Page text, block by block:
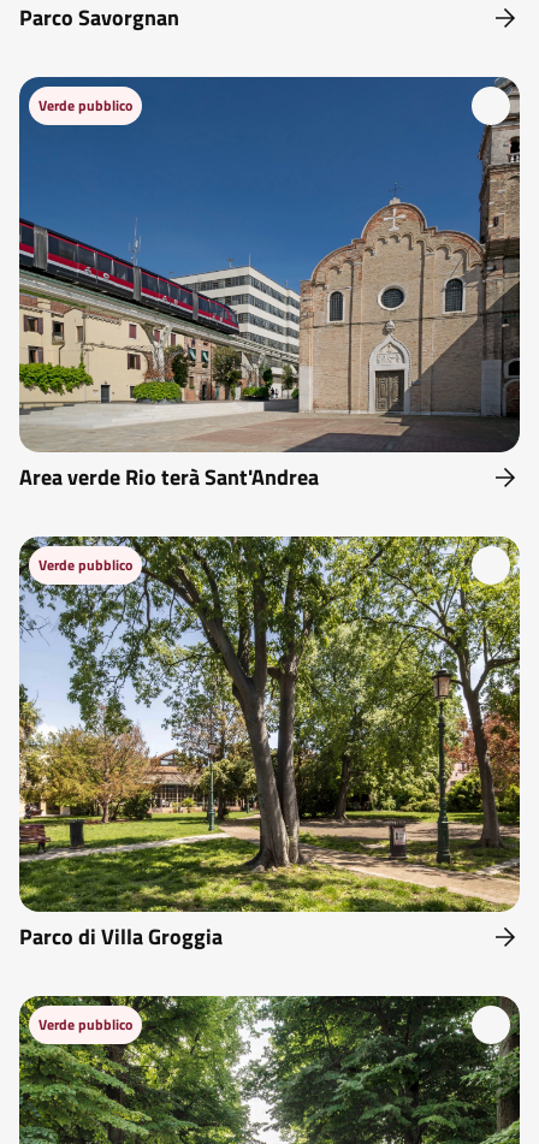
Parco Savorgnan
Verde pubblico
Area verde Rio terà Sant'Andrea
Verde pubblico
Parco di Villa Groggia
Verde pubblico